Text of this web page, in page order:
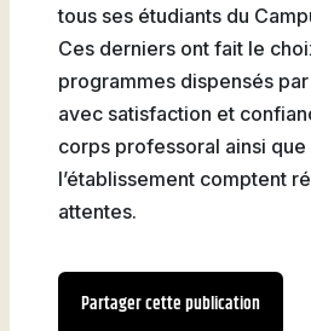
tous ses étudiants du
Ces derniers ont fait le
programmes dispensés par
avec satisfaction et
corps professoral ainsi
l’établissement comptent
attentes.
Partager cette publication